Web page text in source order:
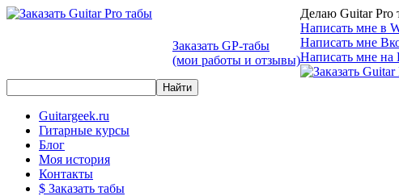
Заказать GP-табы
(мои работы и отзывы)
Делаю Guitar Pro
Написать мне в
Написать мне
Написать мне на
Guitargeek.ru
Гитарные курсы
Блог
Моя история
Контакты
$ Заказать табы